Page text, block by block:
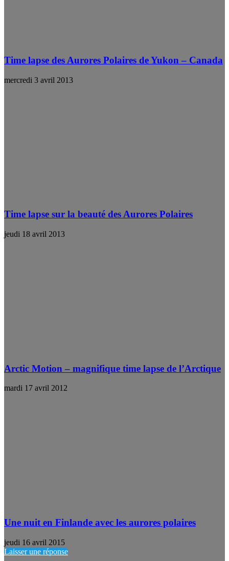
Time lapse des Aurores Polaires de Yukon – Canada
mercredi 3 avril 2013
Time lapse sur la beauté des Aurores Polaires
jeudi 18 avril 2013
Arctic Motion – magnifique time lapse de l’Arctique
mardi 17 avril 2012
Une nuit en Finlande avec les aurores polaires
jeudi 16 avril 2015
Laisser une réponse